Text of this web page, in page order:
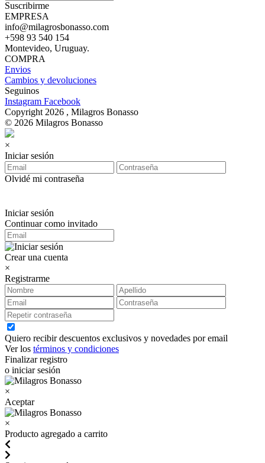
Suscribirme
EMPRESA
info@milagrosbonasso.com
+598 93 540 154
Montevideo, Uruguay.
COMPRA
Envios
Cambios y devoluciones
Seguinos
Instagram Facebook
Copyright 2026 , Milagros Bonasso
© 2026 Milagros Bonasso
×
Iniciar sesión
Olvidé mi contraseña
Iniciar sesión
Continuar como invitado
Crear una cuenta
×
Registrarme
Quiero recibir descuentos exclusivos y novedades por email
Ver los términos y condiciones
Finalizar registro
o iniciar sesión
×
Aceptar
×
Producto agregado a carrito